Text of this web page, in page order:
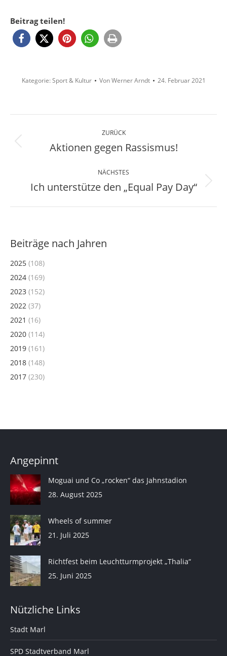
Beitrag teilen!
Kategorie:Sport & Kultur VonWerner Arndt 24. Februar 2021
Kommentarnavigation
ZURÜCK
Vorheriger
Aktionen gegen Rassismus!
NÄCHSTES
Nächster
Ich unterstütze den „Equal Pay Day“
Beiträge nach Jahren
2025 (108)
2024 (169)
2023 (152)
2022 (37)
2021 (16)
2020 (114)
2019 (161)
2018 (148)
2017 (230)
Angepinnt
Moguai und Co „rocken“ das Jahnstadion
28. August 2025
Wheels of summer
21. Juli 2025
Richtfest beim Leuchtturmprojekt „Thalia“
25. Juni 2025
Nützliche Links
Stadt Marl
SPD Stadtverband Marl